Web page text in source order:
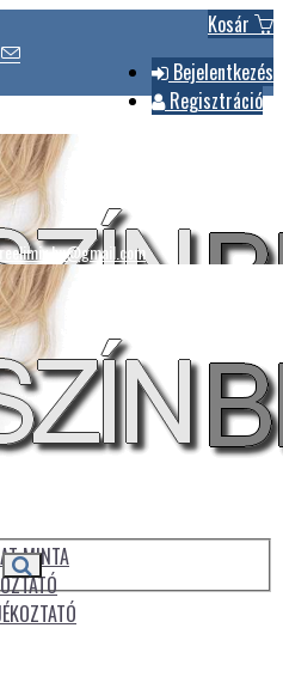
Kosár
Bejelentkezés
Regisztráció
MINTA